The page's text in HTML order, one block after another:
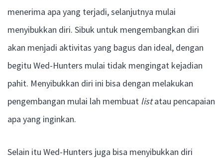
menerima apa yang terjadi, selanjutnya mulai
menyibukkan diri. Sibuk untuk mengembangkan diri
akan menjadi aktivitas yang bagus dan ideal, dengan
begitu Wed-Hunters mulai tidak mengingat kejadian
pahit. Menyibukkan diri ini bisa dengan melakukan
pengembangan mulai lah membuat listatau pencapaian
apa yang inginkan.
Selain itu Wed-Hunters juga bisa menyibukkan diri